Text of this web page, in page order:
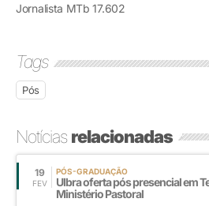
Jornalista MTb 17.602
Tags
Pós
Notíciasrelacionadas
19
FEV
PÓS-GRADUAÇÃO
Ulbra oferta pós presencial em
Ministério Pastoral